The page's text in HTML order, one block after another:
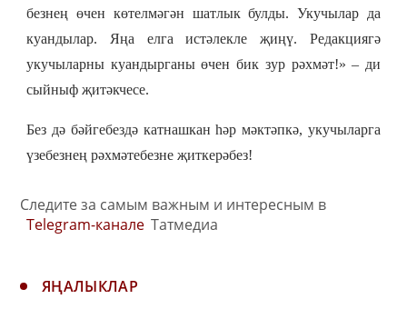
безнең өчен көтелмәгән шатлык булды. Укучылар да
куандылар. Яңа елга истәлекле җиңү. Редакциягә
укучыларны куандырганы өчен бик зур рәхмәт!» – ди
сыйныф җитәкчесе.
Без дә бәйгебездә катнашкан һәр мәктәпкә, укучыларга
үзебезнең рәхмәтебезне җиткерәбез!
Следите за самым важным и интересным в
Telegram-канале Татмедиа
ЯҢАЛЫКЛАР